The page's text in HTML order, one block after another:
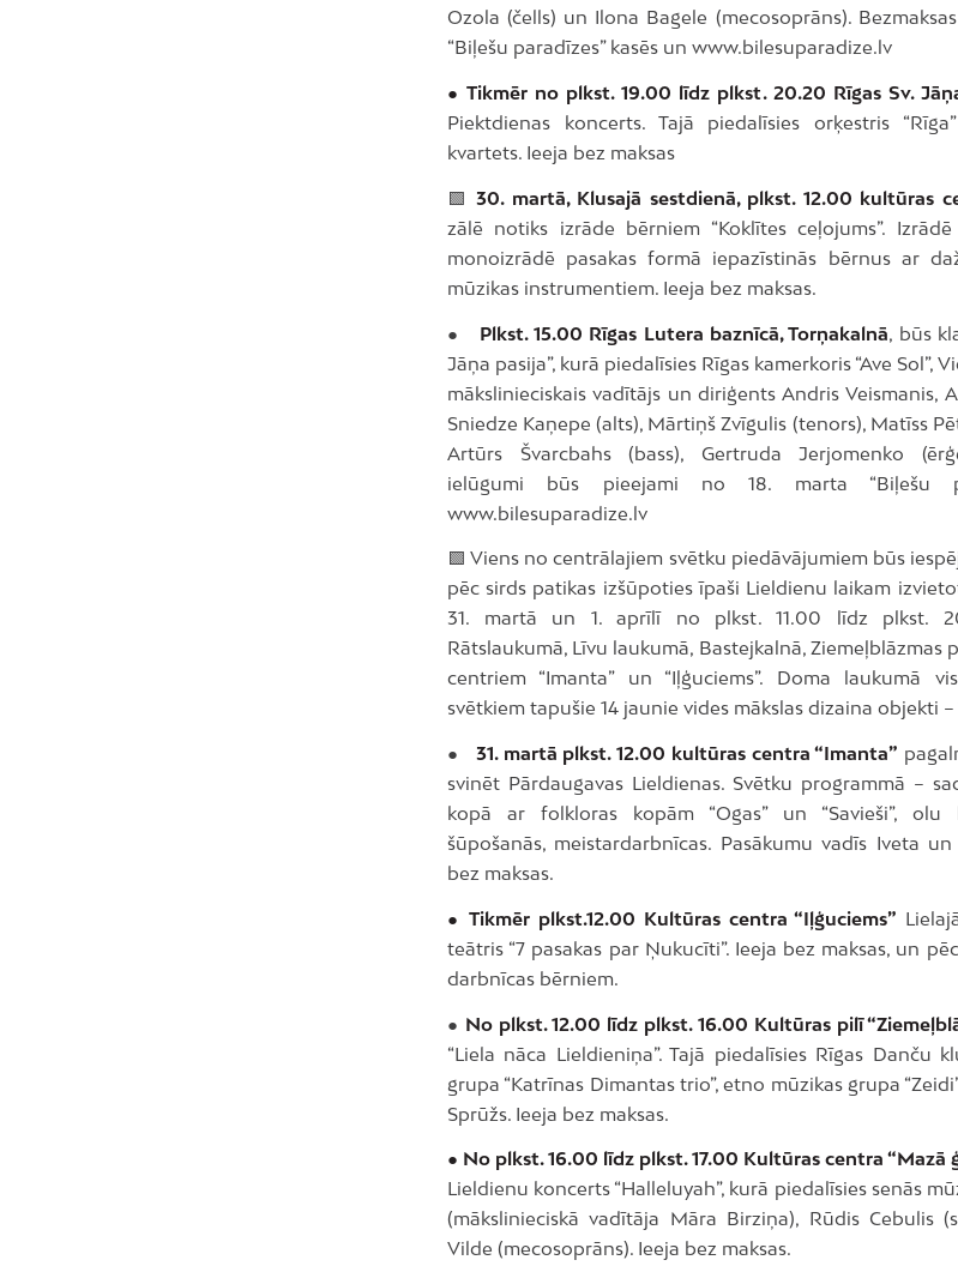
Ozola (čells) un Ilona Bagele (mecosoprāns).
“Biļešu paradīzes” kasēs un www.bilesuparadize.lv
● Tikmēr no plkst. 19.00 līdz plkst. 20.20 Rīgas Sv.
Piektdienas koncerts. Tajā piedalīsies orķestris
kvartets. Ieeja bez maksas
🟩30. martā, Klusajā sestdienā, plkst. 12.00 kultūras
zālē notiks izrāde bērniem “Koklītes ceļojums”.
monoizrādē pasakas formā iepazīstinās bērnus ar
mūzikas instrumentiem. Ieeja bez maksas.
● Plkst. 15.00 Rīgas Lutera baznīcā, Torņakalnā , būs
Jāņa pasija”, kurā piedalīsies Rīgas kamerkoris “Ave Sol”,
mākslinieciskais vadītājs un diriģents Andris Veismanis,
Sniedze Kaņepe (alts), Mārtiņš Zvīgulis (tenors), Matīss
Artūrs Švarcbahs (bass), Gertruda Jerjomenko
ielūgumi būs pieejami no 18. marta “Biļešu
www.bilesuparadize.lv
🟩 Viens no centrālajiem svētku piedāvājumiem būs
pēc sirds patikas izšūpoties īpaši Lieldienu laikam
31. martā un 1. aprīlī no plkst. 11.00 līdz plkst.
Rātslaukumā, Līvu laukumā, Bastejkalnā, Ziemeļblāzmas
centriem “Imanta” un “Iļģuciems”. Doma laukumā
svētkiem tapušie 14 jaunie vides mākslas dizaina objekti –
● 31. martā plkst. 12.00 kultūras centra “Imanta”
svinēt Pārdaugavas Lieldienas. Svētku programmā –
kopā ar folkloras kopām “Ogas” un “Savieši”, olu
šūpošanās, meistardarbnīcas. Pasākumu vadīs Iveta
bez maksas.
● Tikmēr plkst.12.00 Kultūras centra “Iļģuciems”
teātris “7 pasakas par Ņukucīti”. Ieeja bez maksas, un
darbnīcas bērniem.
● No plkst. 12.00 līdz plkst. 16.00 Kultūras pilī
“Liela nāca Lieldieniņa”. Tajā piedalīsies Rīgas Danču
grupa “Katrīnas Dimantas trio”, etno mūzikas grupa
Sprūžs. Ieeja bez maksas.
● No plkst. 16.00 līdz plkst. 17.00 Kultūras centra “Mazā
Lieldienu koncerts “Halleluyah”, kurā piedalīsies senās
(mākslinieciskā vadītāja Māra Birziņa), Rūdis Cebulis
Vilde (mecosoprāns). Ieeja bez maksas.